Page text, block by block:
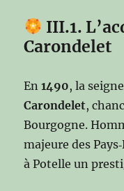
III.1.
Carondelet
En1490, la
Carondelet,
Bourgogne.
majeure des
à Potelle un